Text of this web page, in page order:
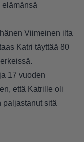
elämänsä
Viimeinen ilta
Katri täyttää 80
17 vuoden
että Katrille oli
paljastanut sitä